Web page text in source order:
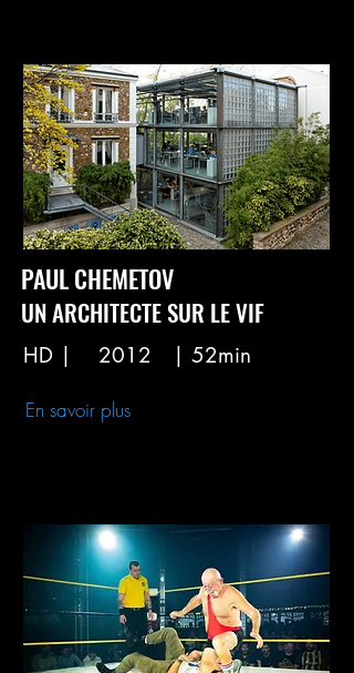
PAUL CHEMETOV
UN ARCHITECTE SUR LE VIF
HD | 2012 | 52min
En savoir plus